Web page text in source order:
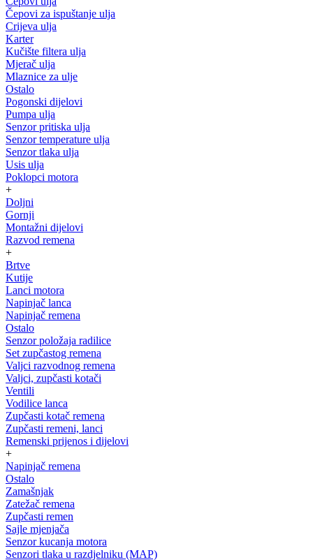
Čepovi za ispuštanje ulja
Crijeva ulja
Karter
Kučište filtera ulja
Mjerač ulja
Mlaznice za ulje
Ostalo
Pogonski dijelovi
Pumpa ulja
Senzor pritiska ulja
Senzor temperature ulja
Senzor tlaka ulja
Usis ulja
Poklopci motora
+
Doljni
Gornji
Montažni dijelovi
Razvod remena
+
Brtve
Kutije
Lanci motora
Napinjač lanca
Napinjač remena
Ostalo
Senzor položaja radilice
Set zupčastog remena
Valjci razvodnog remena
Valjci, zupčasti kotači
Ventili
Vodilice lanca
Zupčasti kotač remena
Zupčasti remeni, lanci
Remenski prijenos i dijelovi
+
Napinjač remena
Ostalo
Zamašnjak
Zatežač remena
Zupčasti remen
Sajle mjenjača
Senzor kucanja motora
Senzori tlaka u razdjelniku (MAP)